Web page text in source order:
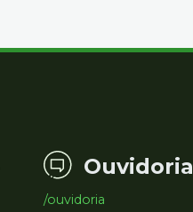
Ouvidoria
/ouvidoria